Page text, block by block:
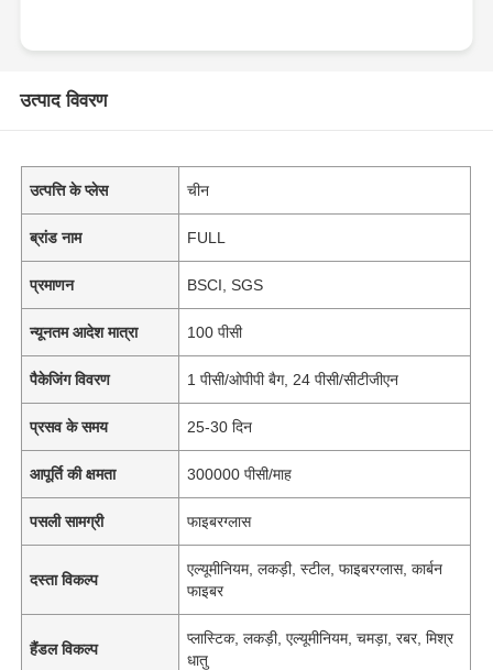
उत्पाद विवरण
उत्पत्ति के प्लेस चीन
ब्रांड नाम FULL
प्रमाणन BSCI, SGS
न्यूनतम आदेश मात्रा 100 पीसी
पैकेजिंग विवरण 1 पीसी/ओपीपी बैग, 24 पीसी/सीटीजीएन
प्रसव के समय 25-30 दिन
आपूर्ति की क्षमता 300000 पीसी/माह
पसली सामग्री फाइबरग्लास
दस्ता विकल्प
एल्यूमीनियम, लकड़ी, स्टील, फाइबरग्लास, कार्बन
फाइबर
हैंडल विकल्प
प्लास्टिक, लकड़ी, एल्यूमीनियम, चमड़ा, रबर, मिश्र
धातु